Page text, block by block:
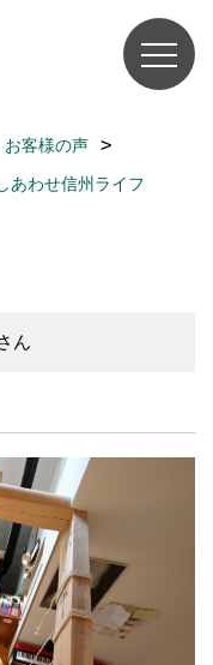
お客様の声
あわせ信州ライフ
ん